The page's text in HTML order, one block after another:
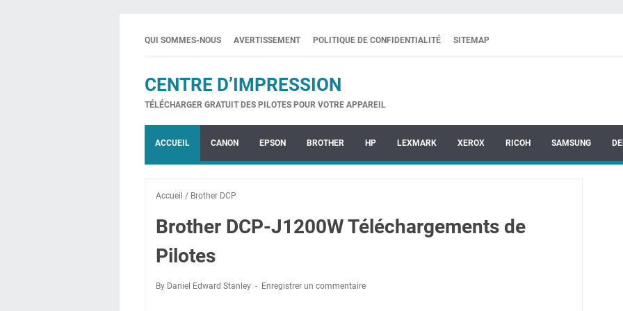
QUI SOMMES-NOUS AVERTISSEMENT POLITIQUE DE CONFIDENTIALITÉ SITEMAP
CENTRE D’IMPRESSION
TÉLÉCHARGER GRATUIT DES PILOTES POUR VOTRE APPAREIL
ACCUEIL CANON EPSON BROTHER HP LEXMARK XEROX RICOH SAMSUNG
Accueil / Brother DCP
Brother DCP-J1200W Téléchargements de
Pilotes
By Daniel Edward Stanley Enregistrer un commentaire